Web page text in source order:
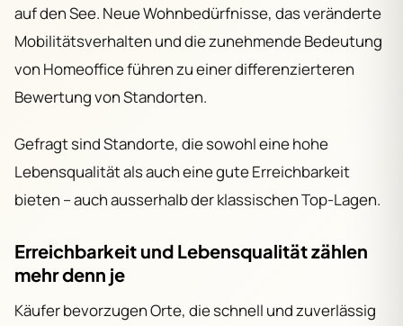
auf den See. Neue Wohnbedürfnisse, das veränderte
Mobilitätsverhalten und die zunehmende Bedeutung
von Homeoffice führen zu einer differenzierteren
Bewertung von Standorten.
Gefragt sind Standorte, die sowohl eine hohe
Lebensqualität als auch eine gute Erreichbarkeit
bieten – auch ausserhalb der klassischen Top-Lagen.
Erreichbarkeit und Lebensqualität zählen
mehr denn je
Käufer bevorzugen Orte, die schnell und zuverlässig